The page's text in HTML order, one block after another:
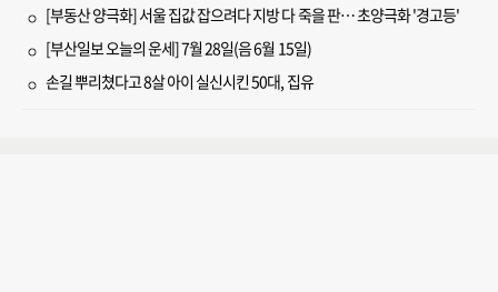
[부동산 양극화] 서울 집값 잡으려다 지방 다 죽을 판… 초양극화 '경고등'
[부산일보 오늘의 운세] 7월 28일(음 6월 15일)
손길 뿌리쳤다고 8살 아이 실신시킨 50대, 집유